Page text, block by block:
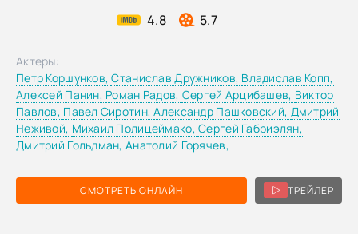
4.8 5.7
СМОТРЕТЬ ОНЛАЙН ТРЕЙЛЕР
Актеры:
Петр Коршунков,Станислав Дружников, Владислав Копп,
Алексей Панин, Роман Радов, Сергей Арцибашев, Виктор
Павлов, Павел Сиротин,Александр Пашковский, Дмитрий
Неживой, Михаил Полицеймако,Сергей Габриэлян,
Дмитрий Гольдман,Анатолий Горячев,